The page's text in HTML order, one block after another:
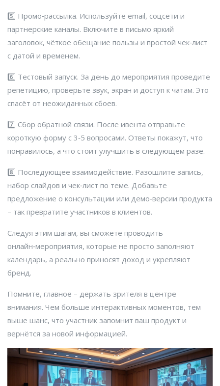
5️⃣ Промо‑рассылка. Используйте email, соцсети и
партнерские каналы. Включите в письмо яркий
заголовок, чёткое обещание пользы и простой чек‑лист
с датой и временем.
6️⃣ Тестовый запуск. За день до мероприятия проведите
репетицию, проверьте звук, экран и доступ к чатам. Это
спасёт от неожиданных сбоев.
7️⃣ Сбор обратной связи. После ивента отправьте
короткую форму с 3‑5 вопросами. Ответы покажут, что
понравилось, а что стоит улучшить в следующем разе.
8️⃣ Последующее взаимодействие. Разошлите запись,
набор слайдов и чек‑лист по теме. Добавьте
предложение о консультации или демо‑версии продукта
– так превратите участников в клиентов.
Следуя этим шагам, вы сможете проводить
онлайн‑мероприятия, которые не просто заполняют
календарь, а реально приносят доход и укрепляют
бренд.
Помните, главное – держать зрителя в центре
внимания. Чем больше интерактивных моментов, тем
выше шанс, что участник запомнит ваш продукт и
вернётся за новой информацией.